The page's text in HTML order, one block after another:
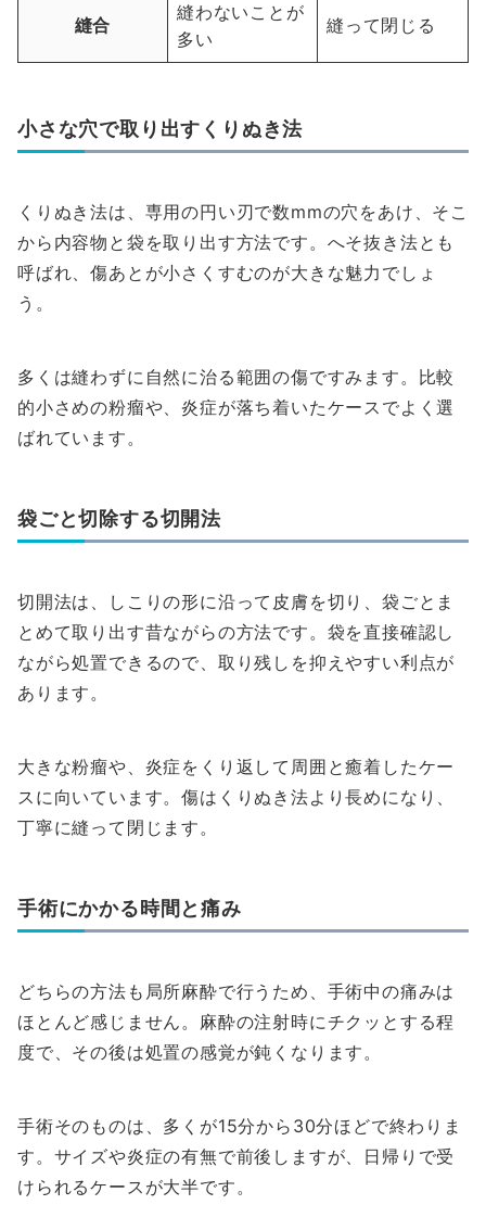
縫合
縫わないことが
多い
縫って閉じる
小さな穴で取り出すくりぬき法
くりぬき法は、専用の円い刃で数mmの穴をあけ、そこ
から内容物と袋を取り出す方法です。へそ抜き法とも
呼ばれ、傷あとが小さくすむのが大きな魅力でしょ
う。
多くは縫わずに自然に治る範囲の傷ですみます。比較
的小さめの粉瘤や、炎症が落ち着いたケースでよく選
ばれています。
袋ごと切除する切開法
切開法は、しこりの形に沿って皮膚を切り、袋ごとま
とめて取り出す昔ながらの方法です。袋を直接確認し
ながら処置できるので、取り残しを抑えやすい利点が
あります。
大きな粉瘤や、炎症をくり返して周囲と癒着したケー
スに向いています。傷はくりぬき法より長めになり、
丁寧に縫って閉じます。
手術にかかる時間と痛み
どちらの方法も局所麻酔で行うため、手術中の痛みは
ほとんど感じません。麻酔の注射時にチクッとする程
度で、その後は処置の感覚が鈍くなります。
手術そのものは、多くが15分から30分ほどで終わりま
す。サイズや炎症の有無で前後しますが、日帰りで受
けられるケースが大半です。